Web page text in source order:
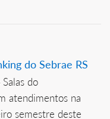
do Sebrae RS
do
atendimentos na
semestre deste